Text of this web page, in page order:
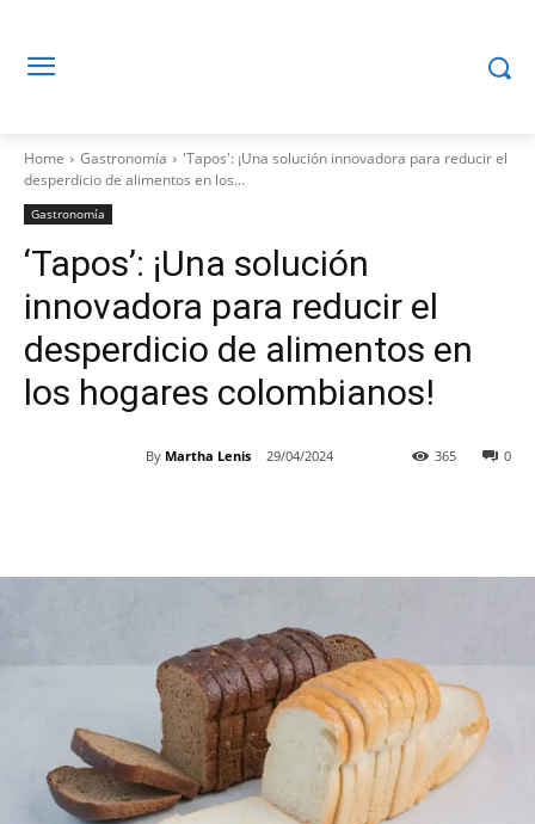
Home Gastronomía
'Tapos': ¡Una solución innovadora para reducir el
desperdicio de alimentos en los...
Gastronomía
‘Tapos’: ¡Una solución
innovadora para reducir el
desperdicio de alimentos en
los hogares colombianos!
By Martha Lenis 29/04/2024 0
365